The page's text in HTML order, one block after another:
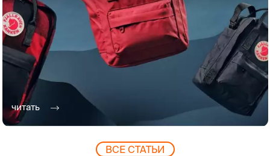
читать
ВCЕ СТАТЬИ